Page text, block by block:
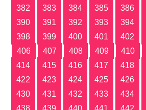
382
383 384 385 386
390
391 392 393 394
398
399 400 401 402
406
407 408 409 410
414
415 416 417 418
422
423 424 425 426
430
431 432 433 434
438
439 440 441 442